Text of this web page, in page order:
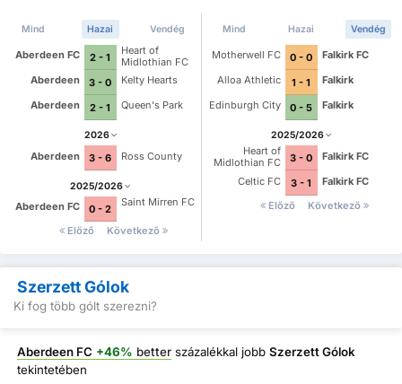
Mind Hazai Vendég
Aberdeen FC 2 - 1
Heart of
Midlothian FC
Aberdeen
3 - 0
Kelty Hearts
Aberdeen
2 - 1 Queen's Park
2026
Aberdeen 3 - 6 Ross County
2025/2026
Aberdeen FC 0 - 2
Saint Mirren FC
Előző Következő
Mind Hazai Vendég
Motherwell FC 0 - 0
Falkirk FC
Alloa Athletic
1 - 1
Falkirk
Edinburgh City
0 - 5 Falkirk
2025/2026
Heart of
Midlothian FC
3 - 0
Falkirk FC
Celtic FC
3 - 1
Falkirk FC
Előző
Következő
Szerzett Gólok
Ki fog több gólt szerezni?
Aberdeen FC +46% better százalékkal jobb Szerzett Gólok
tekintetében